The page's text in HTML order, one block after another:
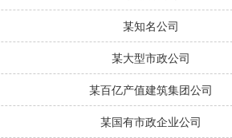
某知名公司
某大型市政公司
某百亿产值建筑集团公司
某国有市政企业公司